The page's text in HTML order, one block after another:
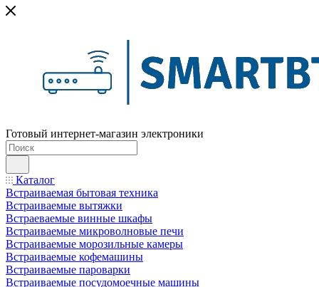
Готовый интернет-магазин электроники
Каталог
Встраиваемая бытовая техника
Встраиваемые вытяжки
Встраеваемые винные шкафы
Встраиваемые микроволновые печи
Встраиваемые морозильные камеры
Встраиваемые кофемашины
Встраиваемые пароварки
Встраиваемые посудомоечные машины